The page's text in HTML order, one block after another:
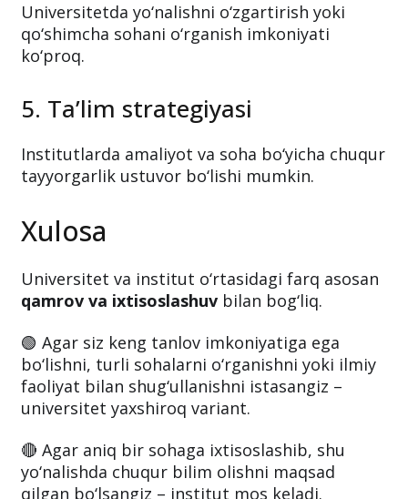
Universitetda yo‘nalishni o‘zgartirish yoki
qo‘shimcha sohani o‘rganish imkoniyati
ko‘proq.
5. Ta’lim strategiyasi
Institutlarda amaliyot va soha bo‘yicha chuqur
tayyorgarlik ustuvor bo‘lishi mumkin.
Xulosa
Universitet va institut o‘rtasidagi farq asosan
qamrov va ixtisoslashuv bilan bog‘liq.
🟢 Agar siz keng tanlov imkoniyatiga ega
bo‘lishni, turli sohalarni o‘rganishni yoki ilmiy
faoliyat bilan shug‘ullanishni istasangiz –
universitet yaxshiroq variant.
🔴 Agar aniq bir sohaga ixtisoslashib, shu
yo‘nalishda chuqur bilim olishni maqsad
qilgan bo‘lsangiz – institut mos keladi.